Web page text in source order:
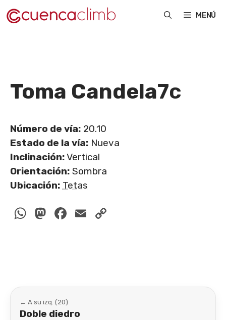
Saltar
al
MENÚ
Toma Candela7c
Número de vía: 20.10
Estado de la vía: Nueva
Inclinación:Vertical
Orientación: Sombra
Ubicación: Tetas
WhatsApp
Mastodon
Facebook
Email
← A su izq. (20)
Doble diedro